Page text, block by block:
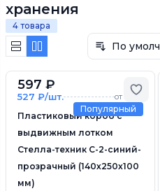
хранения
4 товара
По
Популярный
597 ₽
527 ₽/шт. от 6 шт.
Пластиковый короб с
выдвижным лотком
Стелла-техник С-2-синий-
прозрачный (140х250х100
мм)